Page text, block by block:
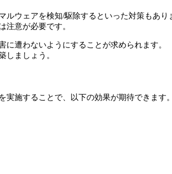
ウェアを検知/駆除するといった対策もあり
注意が必要です。
遭わないようにすることが求められます。
しましょう。
施することで、以下の効果が期待できます。